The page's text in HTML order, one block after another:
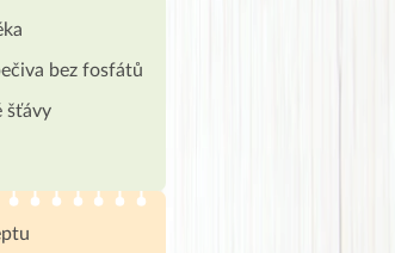
bez fosfátů
šťávy